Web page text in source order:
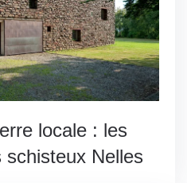
locale : les
schisteux Nelles